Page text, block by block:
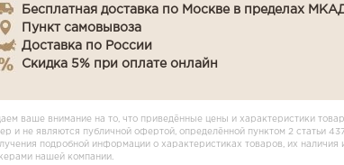
Бесплатная доставка по Москве в пределах
Пункт самовывоза
Доставка по России
Скидка 5% при оплате онлайн
ваше внимание на то, что приведённые цены и характеристики
и не являются публичной офертой, определённой пунктом 2 статьи
подробной информации о характеристиках товаров, их наличия
нашей компании.